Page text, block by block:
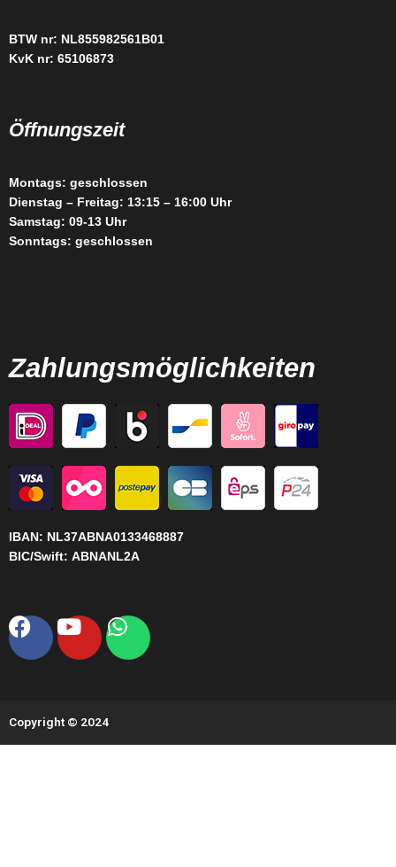
BTW nr: NL855982561B01
KvK nr: 65106873
Öffnungszeit
Montags: geschlossen
Dienstag – Freitag: 13:15 – 16:00 Uhr
Samstag: 09-13 Uhr
Sonntags: geschlossen
Zahlungsmöglichkeiten
IBAN: NL37ABNA0133468887
BIC/Swift: ABNANL2A
Facebook
YoutubeWhatsapp
Copyright © 2024